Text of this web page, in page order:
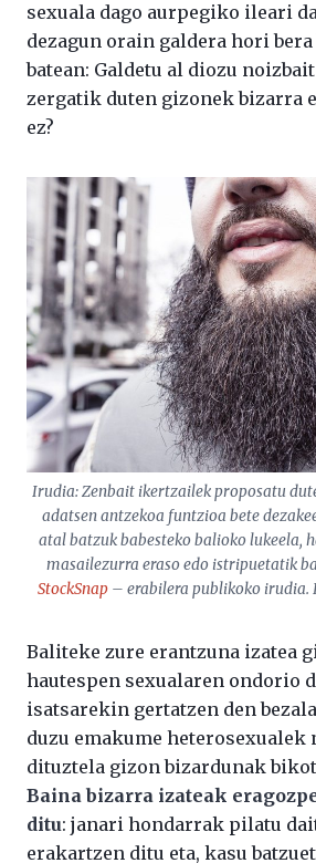
sexuala dago aurpegiko ileari
dezagun orain galdera hori bera
batean: Galdetu al diozu
zergatik duten gizonek bizarra
ez?
Irudia: Zenbait ikertzailek proposatu
adatsen antzekoa funtzioa bete
atal batzuk babesteko balioko lukeela,
masailezurra eraso edo istripuetatik
StockSnap– erabilera publikoko irudia.
Baliteke zure erantzuna izatea
hautespen sexualaren ondorio
isatsarekin gertatzen den
duzu emakume heterosexualek
dituztela gizon bizardunak
Baina bizarra izateak
ditu: janari hondarrak pilatu
erakartzen ditu eta, kasu